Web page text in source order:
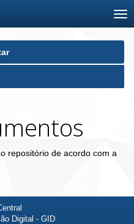
repositório de acordo com a
Digital - GID